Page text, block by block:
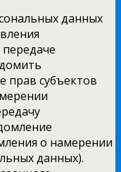
данных
прав субъектов
о намерении
данных).